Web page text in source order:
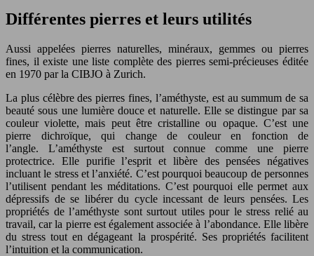
Différentes pierres et leurs utilités
Aussi appelées pierres naturelles, minéraux, gemmes ou pierres
fines, il existe une liste complète des pierres semi-précieuses éditée
en 1970 par la CIBJO à Zurich.
La plus célèbre des pierres fines, l’améthyste, est au summum de sa
beauté sous une lumière douce et naturelle. Elle se distingue par sa
couleur violette, mais peut être cristalline ou opaque. C’est une
pierre dichroïque, qui change de couleur en fonction de
l’angle. L’améthyste est surtout connue comme une pierre
protectrice. Elle purifie l’esprit et libère des pensées négatives
incluant le stress et l’anxiété. C’est pourquoi beaucoup de personnes
l’utilisent pendant les méditations. C’est pourquoi elle permet aux
dépressifs de se libérer du cycle incessant de leurs pensées. Les
propriétés de l’améthyste sont surtout utiles pour le stress relié au
travail, car la pierre est également associée à l’abondance. Elle libère
du stress tout en dégageant la prospérité. Ses propriétés facilitent
l’intuition et la communication.